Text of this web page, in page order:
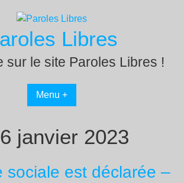
Libres
sur le site Paroles Libres !
Menu +
janvier 2023
sociale est déclarée –